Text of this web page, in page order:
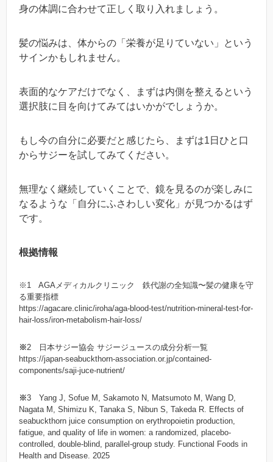
身の体調に合わせて正しく取り入れましょう。
髪の悩みは、体からの「栄養が足りていない」という
サインかもしれません。
表面的なケアだけでなく、まずは内側を整えるという
選択肢に目を向けてみてはいかがでしょうか。
もし今の自分に必要だと感じたら、まずは1日ひと口
からサジーを試してみてください。
無理なく継続していくことで、鏡を見るのが楽しみに
なるような「自分にふさわしい変化」が見つかるはず
です。
根拠情報
※1 AGAメディカルクリニック 鉄代謝の全知識〜髪の健康を守
る重要指標
https://agacare.clinic/iroha/aga-blood-test/nutrition-mineral-test-for-
hair-loss/iron-metabolism-hair-loss/
※2 日本サジー協会 サジージュースの成分分析一覧
https://japan-seabuckthorn-association.or.jp/contained-
components/saji-juce-nutrient/
※3 Yang J, Sofue M, Sakamoto N, Matsumoto M, Wang D,
Nagata M, Shimizu K, Tanaka S, Nibun S, Takeda R. Effects of
seabuckthorn juice consumption on erythropoietin production,
fatigue, and quality of life in women: a randomized, placebo-
controlled, double-blind, parallel-group study. Functional Foods in
Health and Disease. 2025